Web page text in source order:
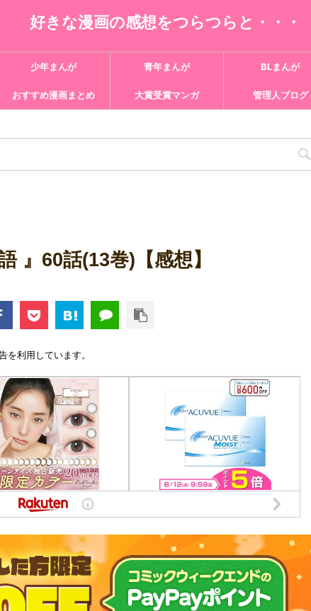
好きな漫画の感想をつらつらと・・・
少年まんが 青年まんが BLまんが
おすすめ漫画まとめ 大賞受賞マンガ 管理人ブログ
』60話(13巻)【感想】
を利用しています。